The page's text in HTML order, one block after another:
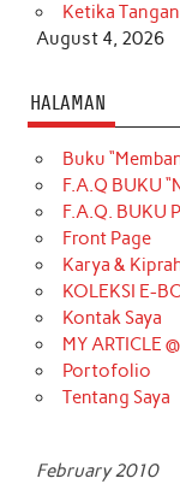
Ketika
August 4, 2026
HALAMAN
Buku
F.A.Q BUKU
F.A.Q. BUKU
Front Page
Karya &
KOLEKSI E-
Kontak Saya
MY ARTICLE
Portofolio
Tentang Saya
February 2010